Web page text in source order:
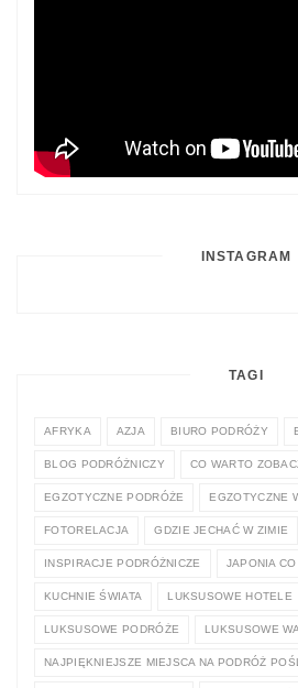
INSTAGRAM
TAGI
AFRYKA AZJA BIURO PODRÓŻY
BLOG PODRÓŻNICZY CO WARTO
EGZOTYCZNE PODRÓŻE EGZOTYCZNE
FOTORELACJA GDZIE JECHAĆ W ZIMIE
INSPIRACJE PODRÓŻNICZE JAPONIA
KUCHNIE ŚWIATA LUKSUSOWE HOTELE
LUKSUSOWE PODRÓŻE LUKSUSOWE
NAJPIĘKNIEJSZE MIEJSCA NA PODRÓŻ